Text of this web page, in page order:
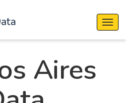
Aires